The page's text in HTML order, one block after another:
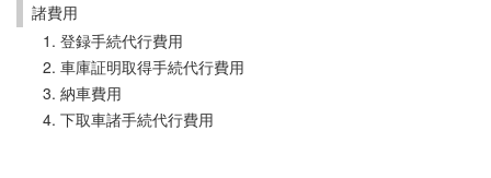
諸費用
登録手続代行費用
車庫証明取得手続代行費用
納車費用
下取車諸手続代行費用